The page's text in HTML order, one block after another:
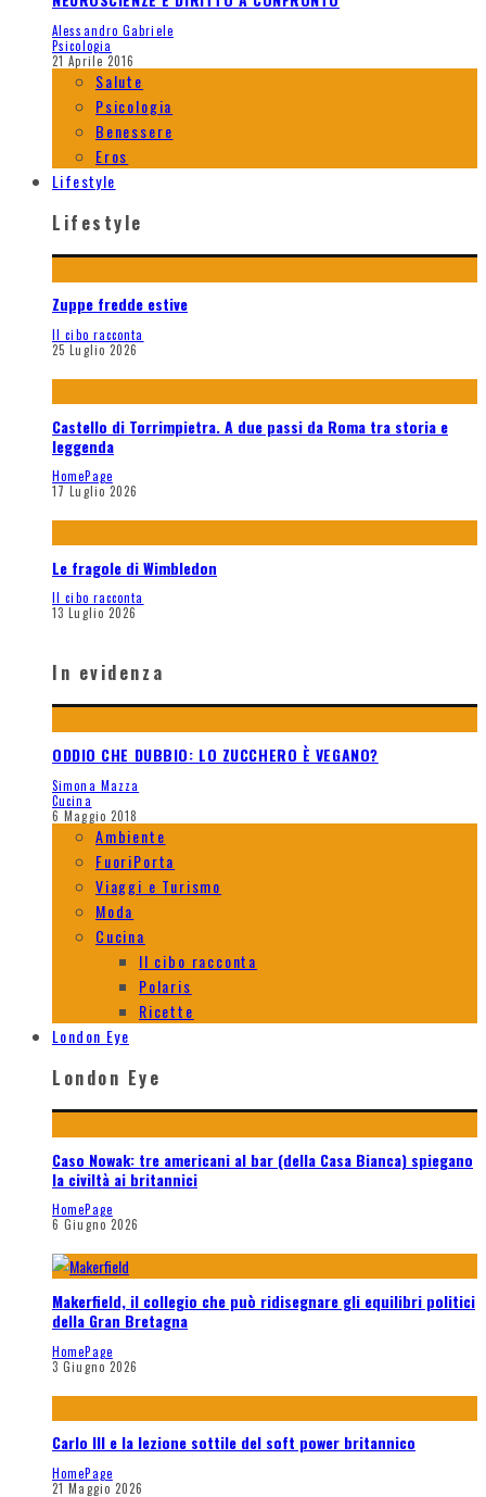
Alessandro Gabriele
Psicologia
21 Aprile 2016
Salute
Psicologia
Benessere
Eros
Lifestyle
Lifestyle
Zuppe fredde estive
Il cibo racconta
25 Luglio 2026
Castello di Torrimpietra. A due passi da Roma tra storia e
leggenda
HomePage
17 Luglio 2026
Le fragole di Wimbledon
Il cibo racconta
13 Luglio 2026
In evidenza
ODDIO CHE DUBBIO: LO ZUCCHERO È VEGANO?
Simona Mazza
Cucina
6 Maggio 2018
Ambiente
FuoriPorta
Viaggi e Turismo
Moda
Cucina
Il cibo racconta
Polaris
Ricette
London Eye
London Eye
Caso Nowak: tre americani al bar (della Casa Bianca) spiegano
la civiltà ai britannici
HomePage
6 Giugno 2026
Makerfield, il collegio che può ridisegnare gli equilibri politici
della Gran Bretagna
HomePage
3 Giugno 2026
Carlo III e la lezione sottile del soft power britannico
HomePage
21 Maggio 2026